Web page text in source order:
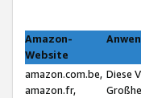
Amazon-
Website
amazon.com.be,
amazon.fr,
Diese